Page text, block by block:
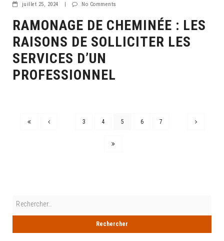
juillet 25, 2024 | No Comments
RAMONAGE DE CHEMINÉE : LES
RAISONS DE SOLLICITER LES
SERVICES D’UN
PROFESSIONNEL
3 4 5 6 7